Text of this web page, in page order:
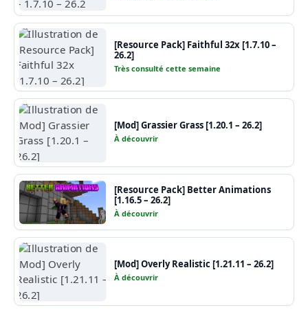
[Resource Pack] Faithful 32x [1.7.10 –
26.2]
Très consulté cette semaine
[Mod] Grassier Grass [1.20.1 – 26.2]
À découvrir
[Resource Pack] Better Animations
[1.16.5 – 26.2]
À découvrir
[Mod] Overly Realistic [1.21.11 – 26.2]
À découvrir